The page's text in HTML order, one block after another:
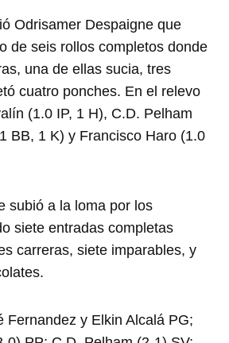
Odrisamer Despaigne que
de seis rollos completos donde
una de ellas sucia, tres
cuatro ponches. En el relevo
(1.0 IP, 1 H), C.D. Pelham
BB, 1 K) y Francisco Haro (1.0
subió a la loma por los
siete entradas completas
carreras, siete imparables, y
Fernandez y Elkin Alcalá PG;